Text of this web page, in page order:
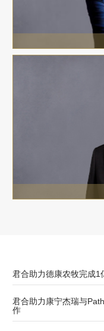
君合助力德康农牧完成
君合助力康宁杰瑞与
作